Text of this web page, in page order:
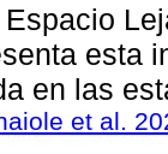
esta
en las
et al.